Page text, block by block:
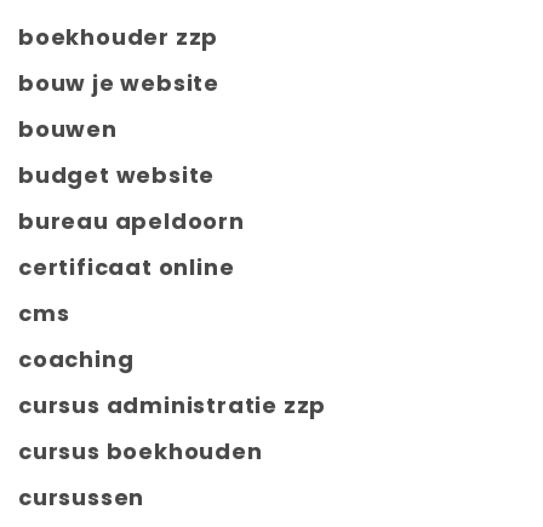
boekhouder zzp
bouw je website
bouwen
budget website
bureau apeldoorn
certificaat online
cms
coaching
cursus administratie zzp
cursus boekhouden
cursussen